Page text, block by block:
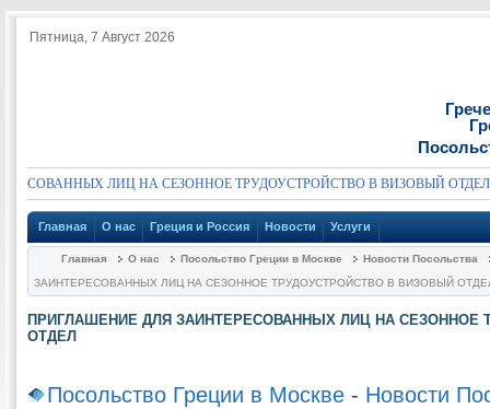
Пятница, 7 Август 2026
ЛИЦ НА СЕЗОННОЕ ТРУДОУСТРОЙСТВО В ВИЗОВЫЙ ОТДЕЛ
Главная О нас Греция и Россия Новости Услуги
Главная О нас Посольство Греции в Москве
Новости Посольства
ЗАИНТЕРЕСОВАННЫХ ЛИЦ НА СЕЗОННОЕ ТРУДОУСТРОЙСТВО В ВИЗОВЫЙ
ПРИГЛАШЕНИЕ ДЛЯ ЗАИНТЕРЕСОВАННЫХ ЛИЦ НА СЕЗОННОЕ
ОТДЕЛ
Посольство Греции в Москве - Новости